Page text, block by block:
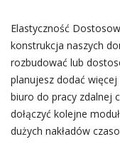
Elastyczność
konstrukcja naszych
rozbudować lub
planujesz dodać
biuro do pracy zdalnej
dołączyć kolejne
dużych nakładów